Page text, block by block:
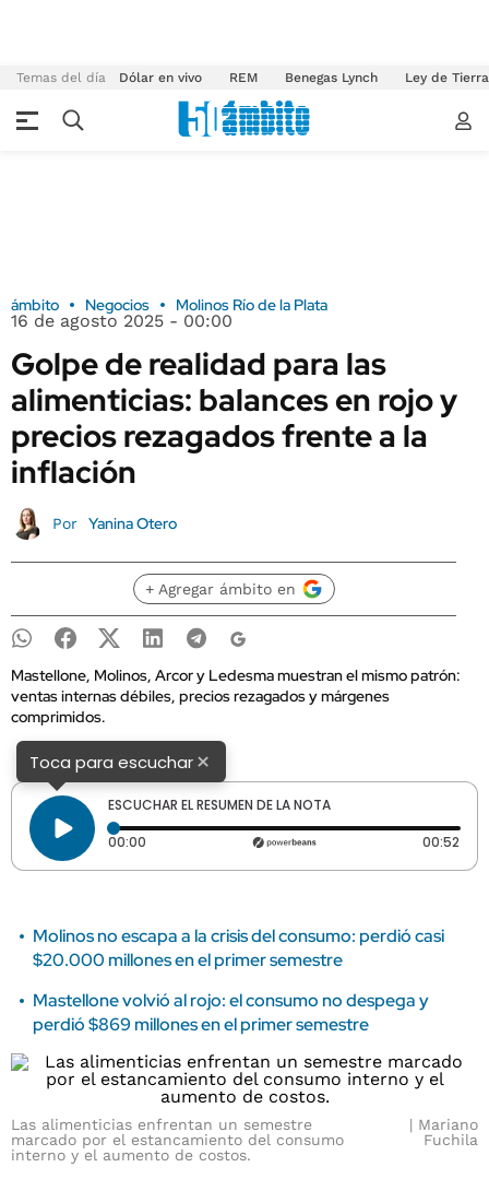
Temas del día Dólar en vivo REM Benegas Lynch Ley de
ámbito Negocios Molinos Río de la Plata
16 de agosto 2025 - 00:00
Golpe de realidad para las
alimenticias: balances en rojo y
precios rezagados frente a la
inflación
Por Yanina Otero
+ Agregar ámbito en
Mastellone, Molinos, Arcor y Ledesma muestran el mismo patrón:
ventas internas débiles, precios rezagados y márgenes
comprimidos.
Toca para escuchar×
ESCUCHAR EL RESUMEN DE LA NOTA
00:00 Tiempo transcurrido: 0 segundos 00:52
Molinos no escapa a la crisis del consumo: perdió casi
$20.000 millones en el primer semestre
Mastellone volvió al rojo: el consumo no despega y
perdió $869 millones en el primer semestre
Las alimenticias enfrentan un semestre
marcado por el estancamiento del consumo
interno y el aumento de costos.
Mariano
Fuchila